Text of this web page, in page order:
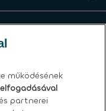
működésének
partnerei